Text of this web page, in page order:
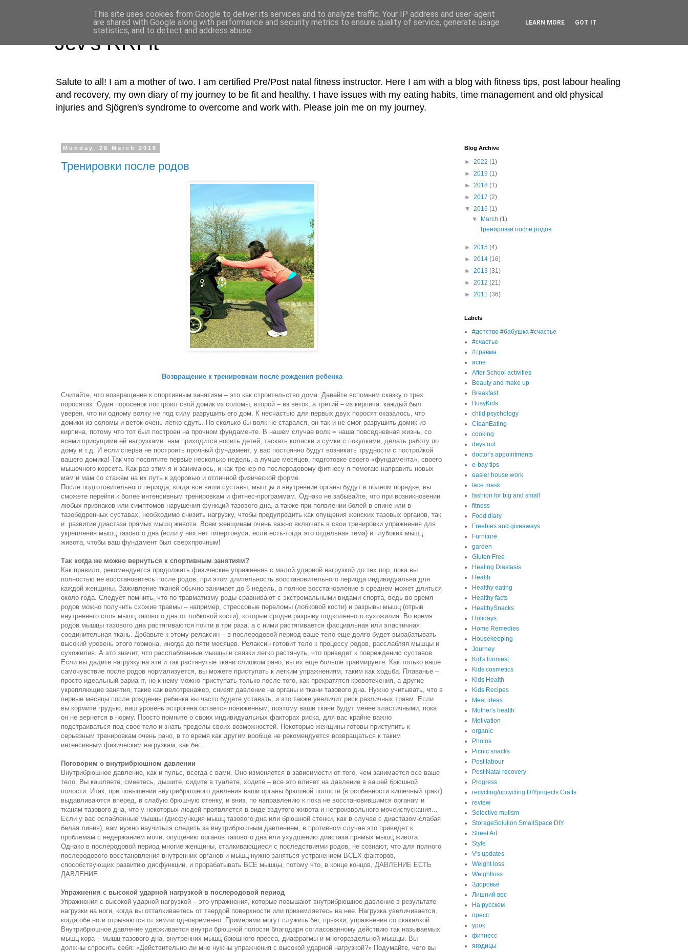
Jev's RRFit
Salute to all! I am a mother of two. I am certified Pre/Post natal fitness instructor. Here I am with a blog with fitness tips, post labour healing
and recovery, my own diary of my journey to be fit and healthy. I have issues with my eating habits, time management and old physical
injuries and Sjögren's syndrome to overcome and work with. Please join me on my journey.
Monday, 28 March 2016
Тренировки после родов
Возвращение к тренировкам после рождения ребенка
Считайте, что возвращение к спортивным занятиям – это как строительство дома. Давайте вспомним сказку о трех
поросятах. Один поросенок построил свой домик из соломы, второй – из веток, а третий – из кирпича: каждый был
уверен, что ни одному волку не под силу разрушить его дом. К несчастью для первых двух поросят оказалось, что
домики из соломы и веток очень легко сдуть. Но сколько бы волк не старался, он так и не смог разрушить домик из
кирпича, потому что тот был построен на прочном фундаменте. В нашем случае волк = наша повседневная жизнь, со
всеми присущими ей нагрузками: нам приходится носить детей, таскать коляски и сумки с покупками, делать работу по
дому и т.д. И если сперва не построить прочный фундамент, у вас постоянно будут возникать трудности с постройкой
вашего домика! Так что посвятите первые несколько недель, а лучше месяцев, подготовке своего «фундамента», своего
мышечного корсета. Как раз этим я и занимаюсь, и как тренер по послеродовому фитнесу я помогаю направить новых
мам и мам со стажем на их путь к здоровью и отличной физической форме.
После подготовительного периода, когда все ваши суставы, мышцы и внутренние органы будут в полном порядке, вы
сможете перейти к более интенсивным тренировкам и фитнес-программам. Однако не забывайте, что при возникновении
любых признаков или симптомов нарушения функций тазового дна, а также при появлении болей в спине или в
тазобедренных суставах, необходимо снизить нагрузку, чтобы предупредить как опущения женских тазовых органов, так
и развитие диастаза прямых мышц живота. Всем женщинам очень важно включать в свои тренировки упражнения для
укрепления мышц тазового дна (если у них нет гипертонуса, если есть-тогда это отдельная тема) и глубоких мышц
живота, чтобы ваш фундамент был сверхпрочным!
Так когда же можно вернуться к спортивным занятиям?
Как правило, рекомендуется продолжать физические упражнения с малой ударной нагрузкой до тех пор, пока вы
полностью не восстановитесь после родов, при этом длительность восстановительного периода индивидуальна для
каждой женщины. Заживление тканей обычно занимает до 6 недель, а полное восстановление в среднем может длиться
около года. Следует помнить, что по травматизму роды сравнивают с экстремальными видами спорта, ведь во время
родов можно получить схожие травмы – например, стрессовые переломы (лобковой кости) и разрывы мышц (отрыв
внутреннего слоя мышц тазового дна от лобковой кости), которые сродни разрыву подколенного сухожилия. Во время
родов мышцы тазового дна растягиваются почти в три раза, а с ними растягивается фасциальная или эластичная
соединительная ткань. Добавьте к этому релаксин – в послеродовой период ваше тело еще долго будет вырабатывать
высокий уровень этого гормона, иногда до пяти месяцев. Релаксин готовит тело к процессу родов, расслабляя мышцы и
сухожилия. А это значит, что расслабленные мышцы и связки легко растянуть, что приведет к повреждению суставов.
Если вы дадите нагрузку на эти и так растянутые ткани слишком рано, вы их еще больше травмируете. Как только ваше
самочувствие после родов нормализуется, вы можете приступать к легким упражнениям, таким как ходьба. Плаванье –
просто идеальный вариант, но к нему можно приступать только после того, как прекратятся кровотечения, а другие
укрепляющие занятия, такие как велотренажер, снизят давление на органы и ткани тазового дна. Нужно учитывать, что в
первые месяцы после рождения ребенка вы часто будете уставать, и это также увеличит риск различных травм. Если
вы кормите грудью, ваш уровень эстрогена остается пониженным, поэтому ваши ткани будут менее эластичными, пока
он не вернется в норму. Просто помните о своих индивидуальных факторах риска, для вас крайне важно
подстраиваться под свое тело и знать пределы своих возможностей. Некоторые женщины готовы приступить к
серьезным тренировкам очень рано, в то время как другим вообще не рекомендуется возвращаться к таким
интенсивным физическим нагрузкам, как бег.
Поговорим о внутрибрюшном давлении
Внутрибрюшное давление, как и пульс, всегда с вами. Оно изменяется в зависимости от того, чем занимается все ваше
тело. Вы кашляете, смеетесь, дышите, сидите в туалете, ходите – все это влияет на давление в вашей брюшной
полости. Итак, при повышении внутрибрюшного давления ваши органы брюшной полости (в особенности кишечный тракт)
выдавливаются вперед, в слабую брюшную стенку, и вниз, по направлению к пока не восстановившимся органам и
тканям тазового дна, что у некоторых людей проявляется в виде вздутого живота и непроизвольного мочеиспускания...
Если у вас ослабленные мышцы (дисфункция мышц тазового дна или брюшной стенки, как в случае с диастазом-слабая
белая линия), вам нужно научиться следить за внутрибрюшным давлением, в противном случае это приведет к
проблемам с недержанием мочи, опущению органов тазового дна или ухудшению диастаза прямых мышц живота.
Однако в послеродовой период многие женщины, сталкивающиеся с последствиями родов, не сознают, что для полного
послеродового восстановления внутренних органов и мышц нужно заняться устранением ВСЕХ факторов,
способствующих развитию дисфункции, и прорабатывать ВСЕ мышцы, потому что, в конце концов, ДАВЛЕНИЕ ЕСТЬ
ДАВЛЕНИЕ.
Упражнения с высокой ударной нагрузкой в послеродовой период
Упражнения с высокой ударной нагрузкой – это упражнения, которые повышают внутрибрюшное давление в результате
нагрузки на ноги, когда вы отталкиваетесь от твердой поверхности или приземляетесь на нее. Нагрузка увеличивается,
когда обе ноги отрываются от земли одновременно. Примерами могут служить бег, прыжки, упражнения со скакалкой.
Внутрибрюшное давление удерживается внутри брюшной полости благодаря согласованному действию так называемых
мышц кора – мышц тазового дна, внутренних мышц брюшного пресса, диафрагмы и многораздельной мышцы. Вы
должны спросить себя: «Действительно ли мне нужны упражнения с высокой ударной нагрузкой?» Подумайте, чего вы
Blog Archive
► 2022 (1)
► 2019 (1)
► 2018 (1)
► 2017 (2)
▼ 2016 (1)
▼
March(1)
Тренировки после родов
► 2015 (4)
► 2014 (16)
► 2013 (31)
► 2012 (21)
► 2011 (36)
Labels
#детство #бабушка #счастье
#счастье
#травма
acne
After School activities
Beauty and make up
Breakfast
BusyKids
child psychology
CleanEating
cooking
days out
doctor's appointments
e-bay tips
easier house work
face mask
fashion for big and small
fitness
Food diary
Freebies and giveaways
Furniture
garden
Gluten Free
Healing Diastasis
Health
Healthy eating
Healthy facts
HealthySnacks
Holidays
Home Remedies
Housekeeping
Journey
Kid's funniest
Kids cosmetics
Kids Health
Kids Recipes
Meal ideas
Mother's health
Motivation
organic
Photos
Picnic snacks
Post labour
Post Natal recovery
Progress
recycling/upcycling DIYprojects Crafts
review
Selective mutism
StorageSolution SmallSpace DIY
Street Art
Style
V's updates
Weight loss
Weightloss
Здоровье
Лишний вес
На русском
пресс
урок
фитнесс
ягодицы
This site uses cookies from Google to deliver its services and to analyze traffic. Your IP address and user-agent
are shared with Google along with performance and security metrics to ensure quality of service, generate usage
statistics, and to detect and address abuse.
LEARN MORE GOT IT